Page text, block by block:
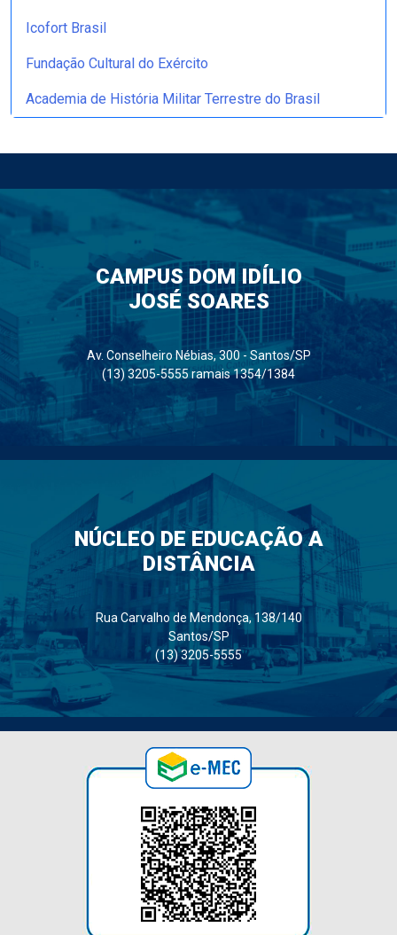
Icofort Brasil
Fundação Cultural do Exército
Academia de História Militar Terrestre do Brasil
CAMPUS DOM IDÍLIO
JOSÉ SOARES
Av. Conselheiro Nébias, 300 - Santos/SP
(13) 3205-5555 ramais 1354/1384
NÚCLEO DE EDUCAÇÃO A
DISTÂNCIA
Rua Carvalho de Mendonça, 138/140
Santos/SP
(13) 3205-5555